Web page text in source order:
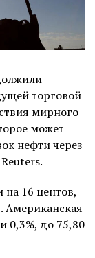
торговой
мирного
может
нефти через
16 центов,
Американская
0,3%, до 75,80